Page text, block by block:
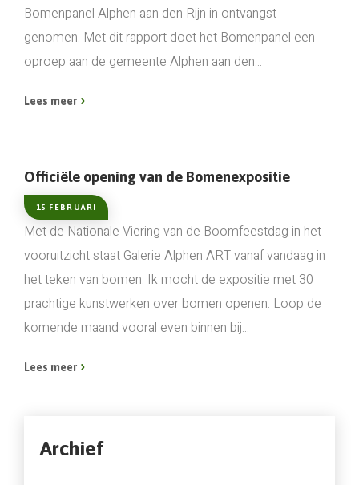
Bomenpanel Alphen aan den Rijn in ontvangst
genomen. Met dit rapport doet het Bomenpanel een
oproep aan de gemeente Alphen aan den...
Lees meer
Officiële opening van de Bomenexpositie
15 FEBRUARI
Met de Nationale Viering van de Boomfeestdag in het
vooruitzicht staat Galerie Alphen ART vanaf vandaag in
het teken van bomen. Ik mocht de expositie met 30
prachtige kunstwerken over bomen openen. Loop de
komende maand vooral even binnen bij...
Lees meer
Archief